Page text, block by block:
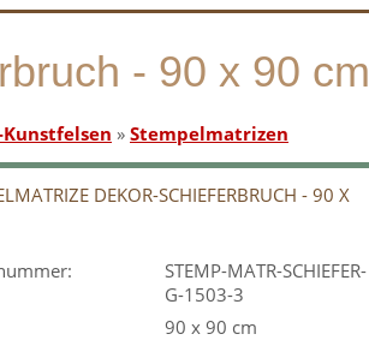
- 90 x 90 cm
Kunstfelsen » Stempelmatrizen
DEKOR-SCHIEFERBRUCH - 90 X
STEMP-MATR-SCHIEFER-
G-1503-3
90 x 90 cm